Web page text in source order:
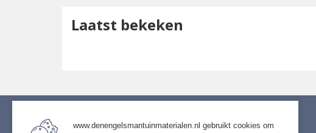
Laatst bekeken
www.denengelsmantuinmaterialen.nl gebruikt cookies om